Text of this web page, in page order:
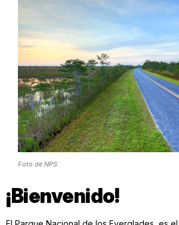
Foto de NPS
¡Bienvenido!